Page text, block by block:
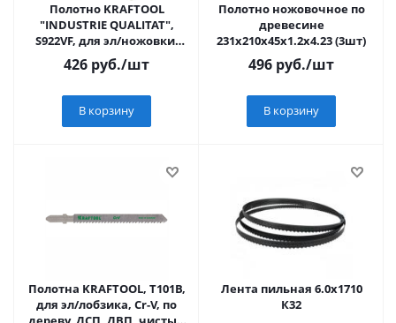
Полотно KRAFTOOL
"INDUSTRIE QUALITAT",
S922VF, для эл/ножовки,
Bi-Metall, по металлу,
дереву, шаг 1,
426 руб./шт
В корзину
Полотно ножовочное по
древесине
231х210х45х1.2х4.23 (3шт)
496 руб./шт
В корзину
Полотна KRAFTOOL, T101B,
для эл/лобзика, Cr-V, по
Лента пильная 6.0х1710
К32